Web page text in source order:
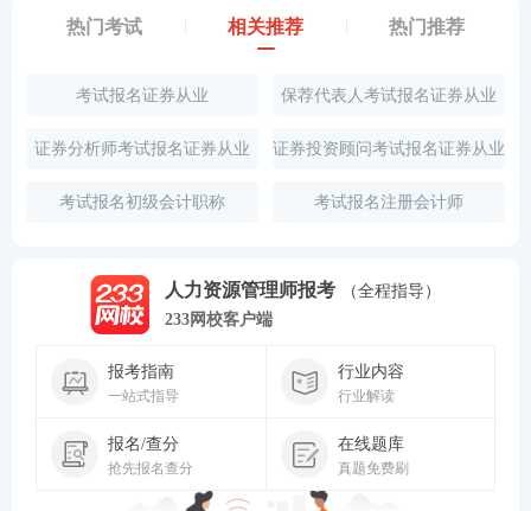
热门考试 相关推荐 热门推荐
考试报名证券从业 保荐代表人考试报名证券从业
证券分析师考试报名证券从业 证券投资顾问考试报名证券从业
考试报名初级会计职称 考试报名注册会计师
人力资源管理师报考
（全程指导）
233网校客户端
报考指南
一站式指导
行业内容
行业解读
报名/查分
抢先报名查分
在线题库
真题免费刷